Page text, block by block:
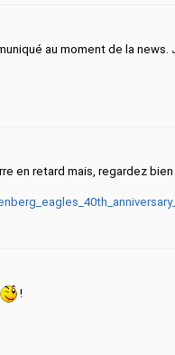
au moment de la
en retard mais, regardez
!